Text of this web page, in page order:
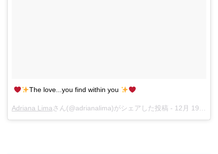
The love...you find within you
Adriana Limaさん(@adrianalima)がシェアした投稿 - 12月 19, 2017 at 9:52午前 PST